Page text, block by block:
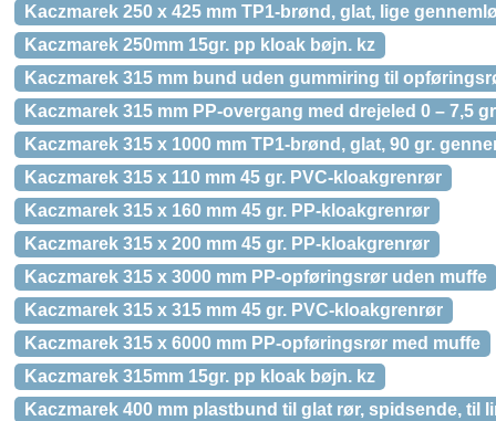
Kaczmarek 250 x 425 mm TP1-brønd, glat, lige
Kaczmarek 250mm 15gr. pp kloak bøjn. kz
Kaczmarek 315 mm bund uden gummiring til
Kaczmarek 315 mm PP-overgang med drejeled 0 – 7,5
Kaczmarek 315 x 1000 mm TP1-brønd, glat, 90 gr.
Kaczmarek 315 x 110 mm 45 gr. PVC-kloakgrenrør
Kaczmarek 315 x 160 mm 45 gr. PP-kloakgrenrør
Kaczmarek 315 x 200 mm 45 gr. PP-kloakgrenrør
Kaczmarek 315 x 3000 mm PP-opføringsrør uden muffe
Kaczmarek 315 x 315 mm 45 gr. PVC-kloakgrenrør
Kaczmarek 315 x 6000 mm PP-opføringsrør med muffe
Kaczmarek 315mm 15gr. pp kloak bøjn. kz
Kaczmarek 400 mm plastbund til glat rør, spidsende, til